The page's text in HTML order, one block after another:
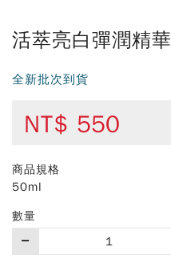
活萃亮白彈潤精華
全新批次到貨
NT$ 550
商品規格
50ml
數量
買